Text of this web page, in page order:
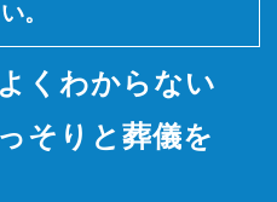
。
くわからない
そりと 葬儀を